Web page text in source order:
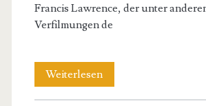
Francis Lawrence, der unter
Verfilmungen de
WeiterlesenI
am